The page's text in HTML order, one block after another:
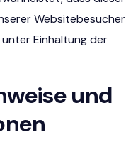
Websitebesucher
Einhaltung der
und